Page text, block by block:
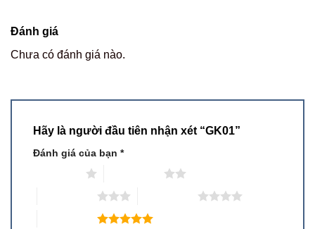
Đánh giá
Chưa có đánh giá nào.
Hãy là người đầu tiên nhận xét “GK01”
Đánh giá của bạn *